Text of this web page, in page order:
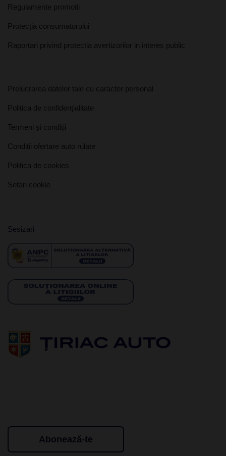
Regulamente promotii
Protecția consumatorului
Raportari privind protectia avertizorilor in interes public
Prelucrarea datelor tale cu caracter personal
Politica de confidențialitate
Termeni și condiții
Conditii ofertare auto rulate
Politica de cookies
Setari cookie
Sesizari
Abonează-te